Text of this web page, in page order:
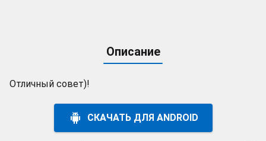
Описание
Отличный совет)!
СКАЧАТЬ ДЛЯ ANDROID